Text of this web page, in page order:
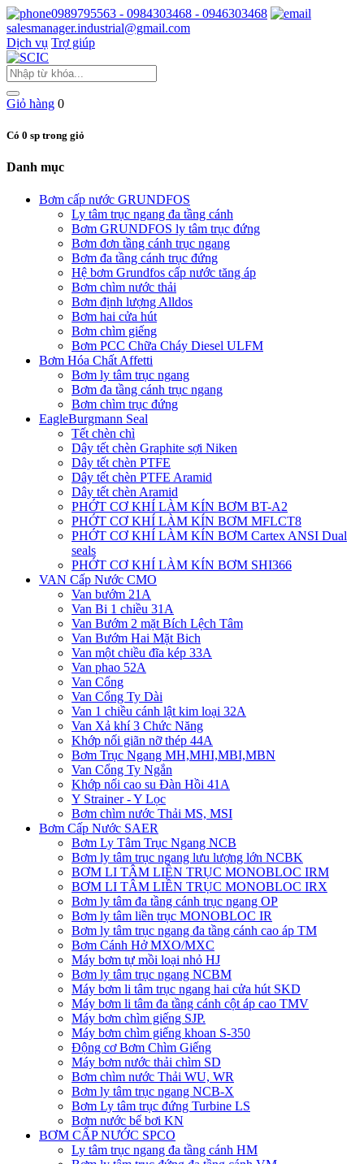
0989795563 - 0984303468 - 0946303468
salesmanager.industrial@gmail.com
Dịch vụ Trợ giúp
Giỏ hàng 0
Có 0 sp trong giỏ
Danh mục
Bơm cấp nước GRUNDFOS
Ly tâm trục ngang đa tầng cánh
Bơm GRUNDFOS ly tâm trục đứng
Bơm đơn tầng cánh trục ngang
Bơm đa tầng cánh trục đứng
Hệ bơm Grundfos cấp nước tăng áp
Bơm chìm nước thải
Bơm định lượng Alldos
Bơm hai cửa hút
Bơm chìm giếng
Bơm PCC Chữa Cháy Diesel ULFM
Bơm Hóa Chất Affetti
Bơm ly tâm trục ngang
Bơm đa tầng cánh trục ngang
Bơm chìm trục đứng
EagleBurgmann Seal
Tết chèn chì
Dây tết chèn Graphite sợi Niken
Dây tết chèn PTFE
Dây tết chèn PTFE Aramid
Dây tết chèn Aramid
PHỚT CƠ KHÍ LÀM KÍN BƠM BT-A2
PHỚT CƠ KHÍ LÀM KÍN BƠM MFLCT8
PHỚT CƠ KHÍ LÀM KÍN BƠM Cartex ANSI Dual
seals
PHỚT CƠ KHÍ LÀM KÍN BƠM SHI366
VAN Cấp Nước CMO
Van bướm 21A
Van Bi 1 chiều 31A
Van Bướm 2 mặt Bích Lệch Tâm
Van Bướm Hai Mặt Bich
Van một chiều đĩa kép 33A
Van phao 52A
Van Cổng
Van Cổng Ty Dài
Van 1 chiều cánh lật kim loại 32A
Van Xả khí 3 Chức Năng
Khớp nối giãn nỡ thép 44A
Bơm Trục Ngang MH,MHI,MBI,MBN
Van Cổng Ty Ngắn
Khớp nối cao su Đàn Hồi 41A
Y Strainer - Y Lọc
Bơm chìm nước Thải MS, MSI
Bơm Cấp Nước SAER
Bơm Ly Tâm Trục Ngang NCB
Bơm ly tâm trục ngang lưu lượng lớn NCBK
BƠM LI TÂM LIỀN TRỤC MONOBLOC IRM
BƠM LI TÂM LIỀN TRỤC MONOBLOC IRX
Bơm ly tâm đa tầng cánh trục ngang OP
Bơm ly tâm liền trục MONOBLOC IR
Bơm ly tâm trục ngang đa tầng cánh cao áp TM
Bơm Cánh Hở MXO/MXC
Máy bơm tự mồi loại nhỏ HJ
Bơm ly tâm trục ngang NCBM
Máy bơm li tâm trục ngang hai cửa hút SKD
​Máy bơm li tâm đa tầng cánh cột áp cao TMV
Máy bơm chìm giếng SJP.
Máy bơm chìm giếng khoan S-350
Động cơ Bơm Chìm Giếng
​Máy bơm nước thải chìm SD
Bơm chìm nước Thải WU, WR
Bơm ly tâm trục ngang NCB-X
Bơm Ly tâm trục đứng Turbine LS
Bơm nước bể bơi KN
BƠM CẤP NƯỚC SPCO
Ly tâm trục ngang đa tầng cánh HM